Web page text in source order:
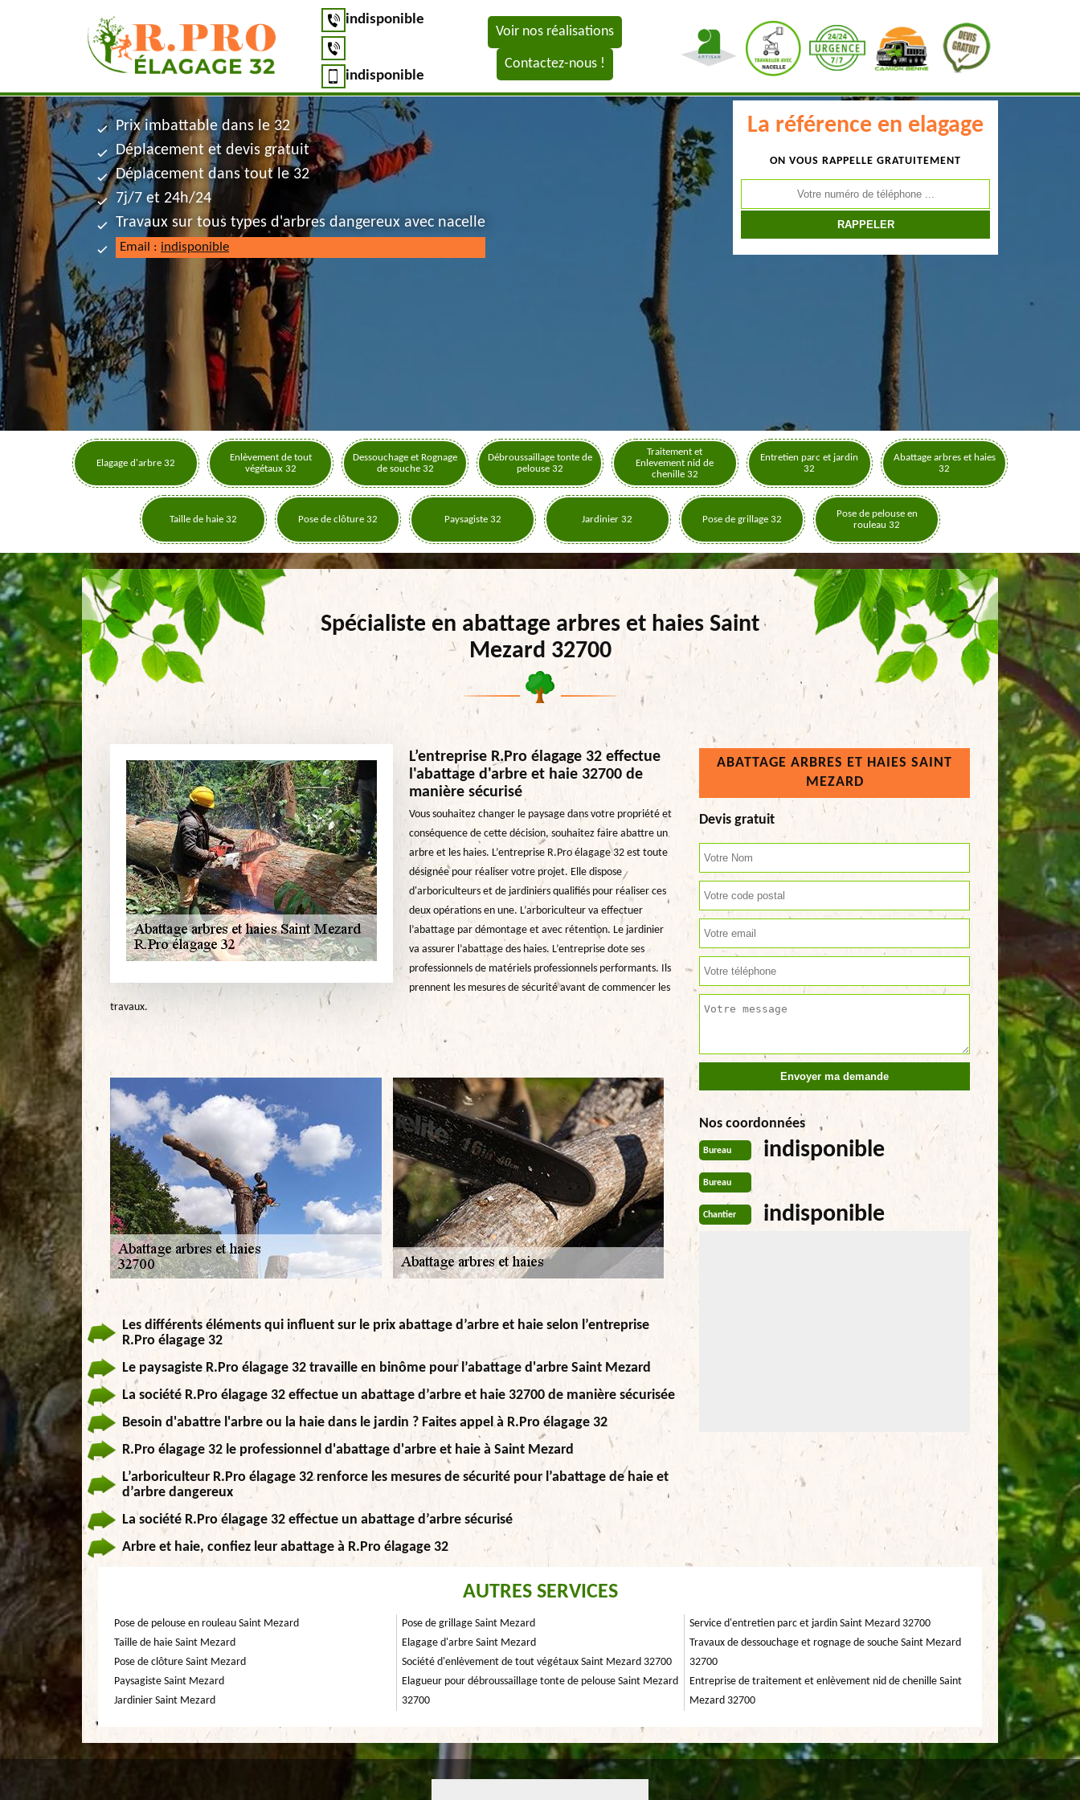
indisponible
indisponible
Voir nos réalisations
Contactez-nous !
La référence en elagage
ON VOUS RAPPELLE GRATUITEMENT
Prix imbattable dans le 32
Déplacement et devis gratuit
Déplacement dans tout le 32
7j/7 et 24h/24
Travaux sur tous types d'arbres dangereux avec nacelle
Email : indisponible
Elagage d'arbre 32
Enlèvement de tout
végétaux 32
Dessouchage et Rognage
de souche 32
Débroussaillage tonte de
pelouse 32
Traitement et
Enlevement nid de
chenille 32
Entretien parc et jardin
32
Abattage arbres et haies
32
Taille de haie 32 Pose de clôture 32 Paysagiste 32 Jardinier 32 Pose de grillage 32
Pose de pelouse en
rouleau 32
Spécialiste en abattage arbres et haies Saint
Mezard 32700
L’entreprise R.Pro élagage 32 effectue
l'abattage d'arbre et haie 32700 de
manière sécurisé
Vous souhaitez changer le paysage dans votre propriété et
conséquence de cette décision, souhaitez faire abattre un
arbre et les haies. L’entreprise R.Pro élagage 32 est toute
désignée pour réaliser votre projet. Elle dispose
d'arboriculteurs et de jardiniers qualifiés pour réaliser ces
deux opérations en une. L’arboriculteur va effectuer
l’abattage par démontage et avec rétention. Le jardinier
va assurer l’abattage des haies. L’entreprise dote ses
professionnels de matériels professionnels performants. Ils
prennent les mesures de sécurité avant de commencer les
travaux.
Les différents éléments qui influent sur le prix abattage d’arbre et haie selon l’entreprise
R.Pro élagage 32
Le paysagiste R.Pro élagage 32 travaille en binôme pour l’abattage d'arbre Saint Mezard
La société R.Pro élagage 32 effectue un abattage d’arbre et haie 32700 de manière sécurisée
Besoin d'abattre l'arbre ou la haie dans le jardin ? Faites appel à R.Pro élagage 32
R.Pro élagage 32 le professionnel d'abattage d'arbre et haie à Saint Mezard
L’arboriculteur R.Pro élagage 32 renforce les mesures de sécurité pour l’abattage de haie et
d’arbre dangereux
La société R.Pro élagage 32 effectue un abattage d’arbre sécurisé
Arbre et haie, confiez leur abattage à R.Pro élagage 32
ABATTAGE ARBRES ET HAIES SAINT
MEZARD
Devis gratuit
Nos coordonnées
Bureau indisponible
Bureau
Chantier indisponible
AUTRES SERVICES
Pose de pelouse en rouleau Saint Mezard
Taille de haie Saint Mezard
Pose de clôture Saint Mezard
Paysagiste Saint Mezard
Jardinier Saint Mezard
Pose de grillage Saint Mezard
Elagage d'arbre Saint Mezard
Société d'enlèvement de tout végétaux Saint Mezard 32700
Elagueur pour débroussaillage tonte de pelouse Saint Mezard
32700
Service d'entretien parc et jardin Saint Mezard 32700
Travaux de dessouchage et rognage de souche Saint Mezard
32700
Entreprise de traitement et enlèvement nid de chenille Saint
Mezard 32700